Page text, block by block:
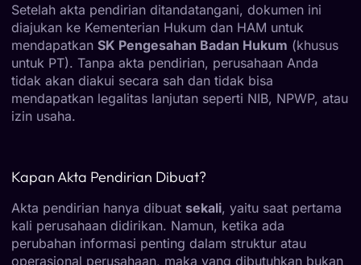
Setelah akta pendirian ditandatangani, dokumen ini
diajukan ke Kementerian Hukum dan HAM untuk
mendapatkan SK Pengesahan Badan Hukum (khusus
untuk PT). Tanpa akta pendirian, perusahaan Anda
tidak akan diakui secara sah dan tidak bisa
mendapatkan legalitas lanjutan seperti NIB, NPWP, atau
izin usaha.
Kapan Akta Pendirian Dibuat?
Akta pendirian hanya dibuat sekali, yaitu saat pertama
kali perusahaan didirikan. Namun, ketika ada
perubahan informasi penting dalam struktur atau
operasional perusahaan, maka yang dibutuhkan bukan